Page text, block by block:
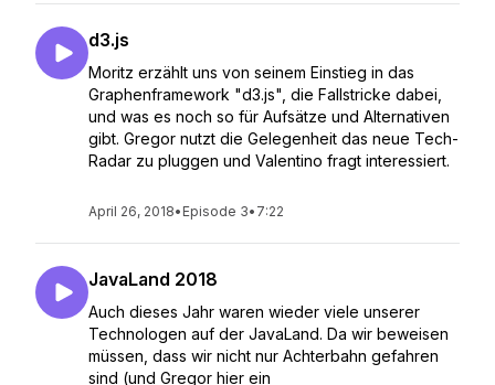
d3.js
Moritz erzählt uns von seinem Einstieg in das
Graphenframework "d3.js", die Fallstricke dabei,
und was es noch so für Aufsätze und Alternativen
gibt. Gregor nutzt die Gelegenheit das neue Tech-
Radar zu pluggen und Valentino fragt interessiert.
April 26, 2018• Episode 3• 7:22
JavaLand 2018
Auch dieses Jahr waren wieder viele unserer
Technologen auf der JavaLand. Da wir beweisen
müssen, dass wir nicht nur Achterbahn gefahren
sind (und Gregor hier ein